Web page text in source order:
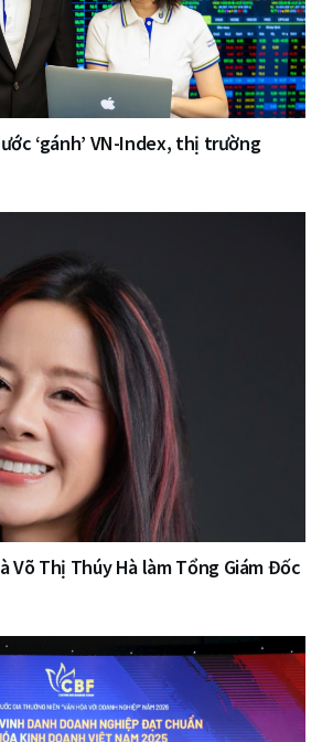
‘gánh’ VN-Index, thị trường
Võ Thị Thúy Hà làm Tổng Giám Đốc